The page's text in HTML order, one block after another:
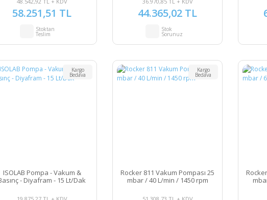
58.251,51 TL
Stoktan
Teslim
44.365,02 TL
Stok
Sorunuz
Kargo
Bedava
ISOLAB Pompa - Vakum &
- Diyafram - 15 Lt/Dak
Kargo
Bedava
Rocker 811 Vakum Pompası 25
mbar / 40 L/min / 1450 rpm